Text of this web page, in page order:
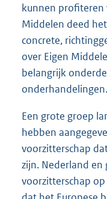
kunnen profiteren
Middelen deed
concrete,
over Eigen
belangrijk
onderhandelingen.
Een grote groep
hebben
voorzitterschap
zijn. Nederland
voorzitterschap